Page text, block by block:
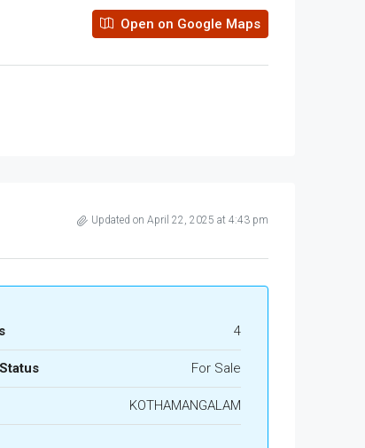
Open on Google Maps
Updated on April 22, 2025 at 4:43 pm
4
For Sale
KOTHAMANGALAM